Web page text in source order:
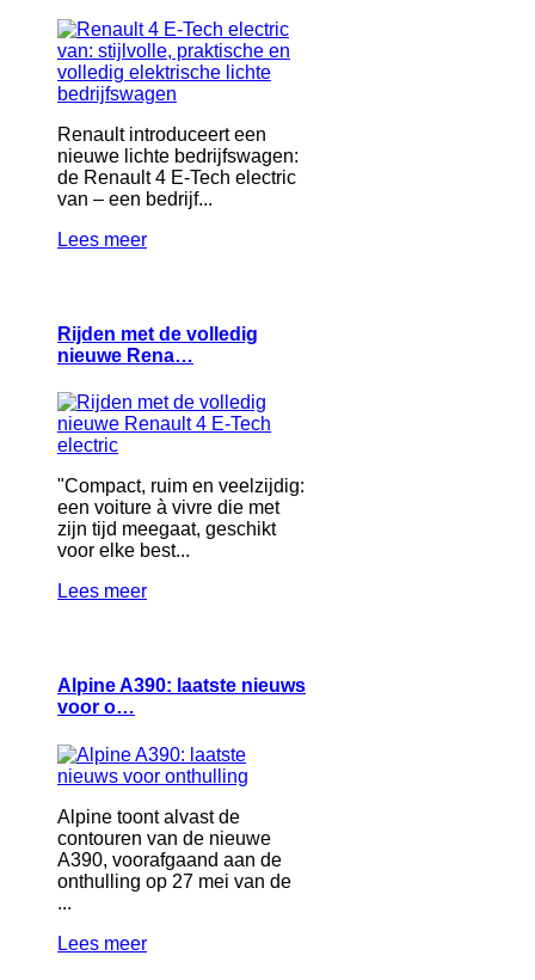
Renault introduceert een
nieuwe lichte bedrijfswagen:
de Renault 4 E‑Tech electric
van – een bedrijf...
Lees meer
Rijden met de volledig
nieuwe Rena…
"Compact, ruim en veelzijdig:
een voiture à vivre die met
zijn tijd meegaat, geschikt
voor elke best...
Lees meer
Alpine A390: laatste nieuws
voor o…
Alpine toont alvast de
contouren van de nieuwe
A390, voorafgaand aan de
onthulling op 27 mei van de
...
Lees meer